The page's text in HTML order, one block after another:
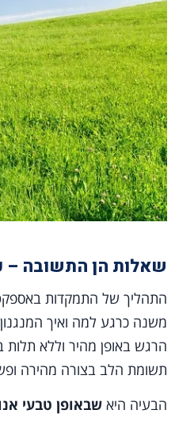
שאלות הן התשובה –
התהליך של התמקדות
משנה כרגע למה ואיך
הרגש באופן מהיר וללא
תשומת הלב בצורה מהירה
הבעיה היא שבאופן טבעי